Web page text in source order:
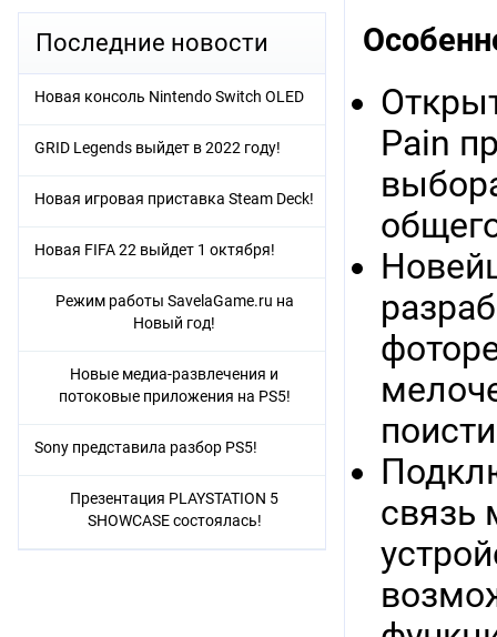
Pain
связь
Последние новости
Новая консоль Nintendo Switch OLED
GRID Legends выйдет в 2022 году!
Новая игровая приставка Steam Deck!
Новая FIFA 22 выйдет 1 октября!
Режим работы SavelaGame.ru на
Новый год!
Новые медиа-развлечения и
потоковые приложения на PS5!
Sony представила разбор PS5!
Презентация PLAYSTATION 5
SHOWCASE состоялась!